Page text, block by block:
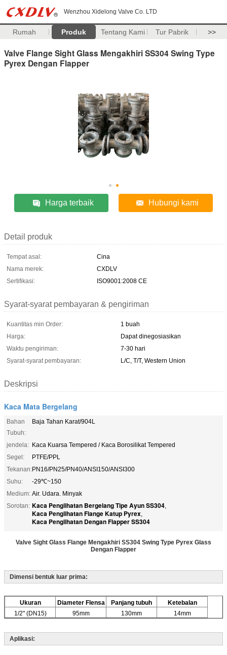
Wenzhou Xidelong Valve Co. LTD
Rumah Produk Tentang Kami Tur Pabrik >>
Valve Flange Sight Glass Mengakhiri SS304 Swing Type
Pyrex Dengan Flapper
Harga terbaik Hubungi kami
Detail produk
Tempat asal:
Cina
Nama merek:
CXDLV
Sertifikasi:
ISO9001:2008 CE
Syarat-syarat pembayaran & pengiriman
Kuantitas min Order:
1 buah
Harga:
Dapat dinegosiasikan
Waktu pengiriman:
7-30 hari
Syarat-syarat pembayaran:
L/C, T/T, Western Union
Deskripsi
Kaca Mata Bergelang
Bahan
Tubuh:
Baja Tahan Karat/904L
jendela: Kaca Kuarsa Tempered / Kaca Borosilikat Tempered
Segel:
PTFE/PPL
Tekanan:PN16/PN25/PN40/ANSI150/ANSI300
Suhu:
-29℃~150
Medium: Air. Udara. Minyak
Sorotan: Kaca Penglihatan Bergelang Tipe Ayun SS304,
Kaca Penglihatan Flange Katup Pyrex,
Kaca Penglihatan Dengan Flapper SS304
Valve Sight Glass Flange Mengakhiri SS304 Swing Type Pyrex Glass
Dengan Flapper
Dimensi bentuk luar prima:
Ukuran Diameter Flensa Panjang tubuh
Ketebalan
1/2" (DN15)
95mm 130mm 14mm
Aplikasi: